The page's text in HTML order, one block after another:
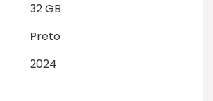
32 GB
Preto
2024